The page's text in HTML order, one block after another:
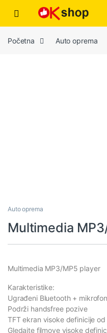
Početna Auto oprema
Auto oprema
Multimedia
Multimedia MP3/MP5 player
Karakteristike:
Ugrađeni Bluetooth + mikrofon
Podrži handsfree pozive
TFT ekran visoke definicije
Gledajte filmove visoke